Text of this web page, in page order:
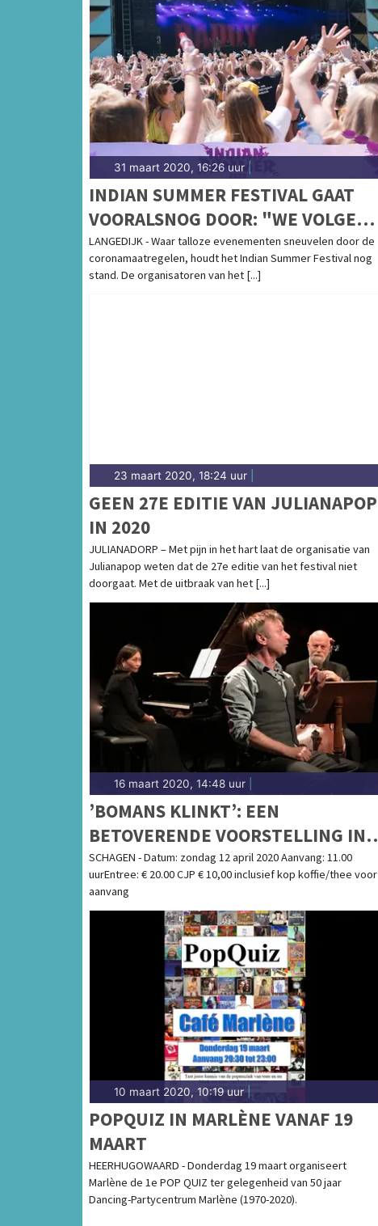
31 maart 2020, 16:26 uur
INDIAN SUMMER FESTIVAL GAAT
VOORALSNOG DOOR: "WE VOLGEN
DE MAATREGELEN VAN DE
OVERHEID"
LANGEDIJK - Waar talloze evenementen sneuvelen door de
coronamaatregelen, houdt het Indian Summer Festival nog
stand. De organisatoren van het [...]
23 maart 2020, 18:24 uur
GEEN 27E EDITIE VAN JULIANAPOP
IN 2020
JULIANADORP – Met pijn in het hart laat de organisatie van
Julianapop weten dat de 27e editie van het festival niet
doorgaat. Met de uitbraak van het [...]
16 maart 2020, 14:48 uur
’BOMANS KLINKT’: EEN
BETOVERENDE VOORSTELLING IN
HET SCAGON THEATER
SCHAGEN - Datum: zondag 12 april 2020 Aanvang: 11.00
uurEntree: € 20.00 CJP € 10,00 inclusief kop koffie/thee voor
aanvang
10 maart 2020, 10:19 uur|
POPQUIZ IN MARLÈNE VANAF 19
MAART
HEERHUGOWAARD - Donderdag 19 maart organiseert
Marlène de 1e POP QUIZ ter gelegenheid van 50 jaar
Dancing-Partycentrum Marlène (1970-2020).